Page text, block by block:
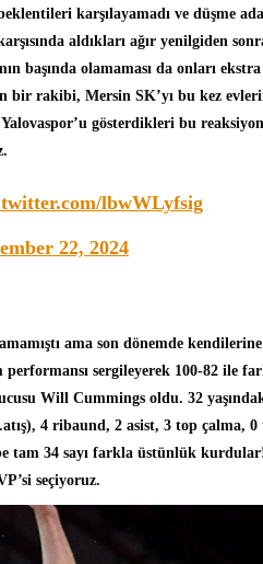
karşılayamadı ve düşme
aldıkları ağır yenilgiden
başında olamaması da onları
bir rakibi, Mersin SK’yı bu kez
gösterdikleri bu
lbwWLyfsig
22, 2024
ama son dönemde
sergileyerek 100-82 ile
Will Cummings oldu. 32
4 ribaund, 2 asist, 3 top çalma,
tam 34 sayı farkla üstünlük
seçiyoruz.